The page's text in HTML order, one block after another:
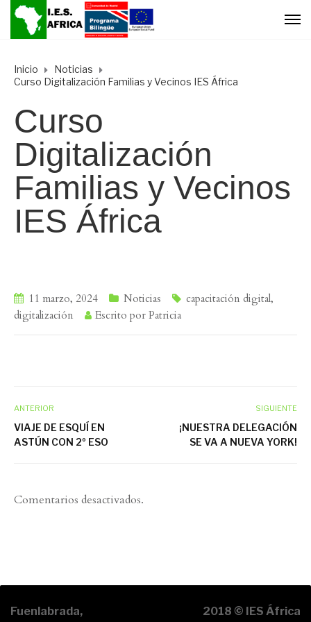
Inicio
Noticias
Curso Digitalización Familias y Vecinos IES África
Curso
Digitalización
Familias y Vecinos
IES África
11 marzo, 2024 Noticias capacitación digital,
digitalización
Escrito por Patricia
ANTERIOR
VIAJE DE ESQUÍ EN
ASTÚN CON 2º ESO
SIGUIENTE
¡NUESTRA DELEGACIÓN
SE VA A NUEVA YORK!
Comentarios desactivados.
Fuenlabrada,
2018 © IES África